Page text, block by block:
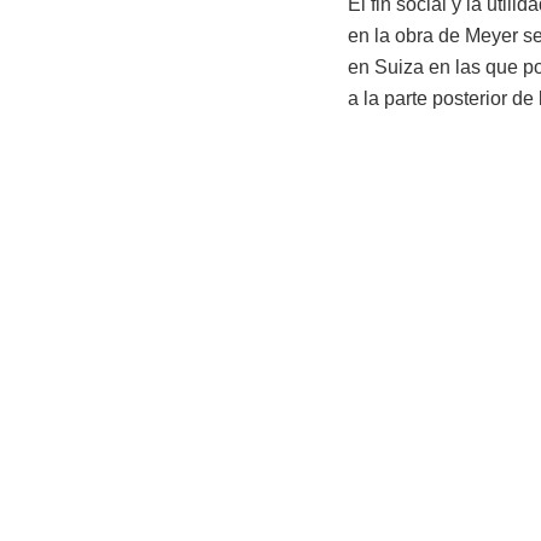
en la obra de Meyer
en Suiza en las que
a la parte posterior